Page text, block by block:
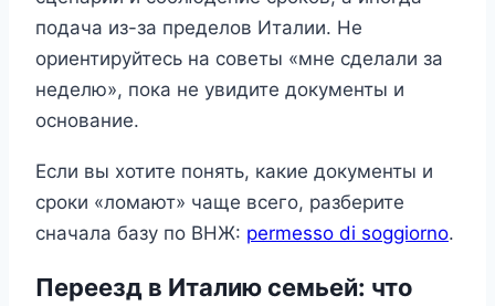
подача из-за пределов Италии. Не
ориентируйтесь на советы «мне сделали за
неделю», пока не увидите документы и
основание.
Если вы хотите понять, какие документы и
сроки «ломают» чаще всего, разберите
сначала базу по ВНЖ: permesso di soggiorno.
Переезд в Италию семьей: что